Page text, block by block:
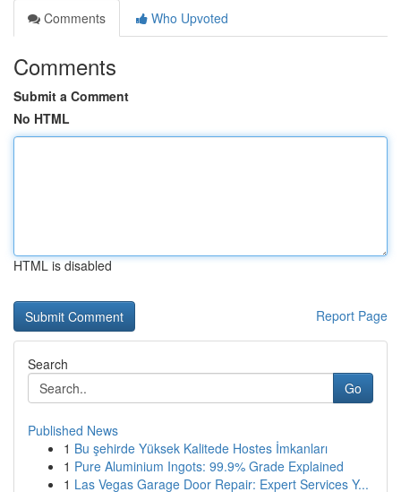
Comments
Who Upvoted
Comments
Submit a Comment
No HTML
HTML is disabled
Report Page
Search
Go
Published News
1 Bu şehirde Yüksek Kalitede Hostes İmkanları
1 Pure Aluminium Ingots: 99.9% Grade Explained
1 Las Vegas Garage Door Repair: Expert Services Y...